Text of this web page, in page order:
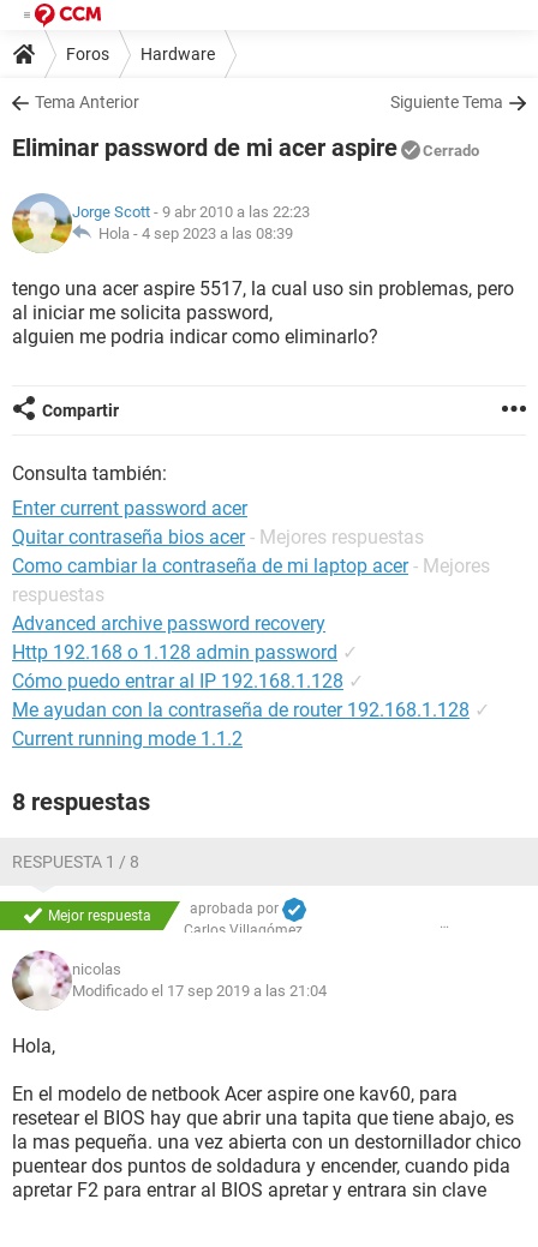
Foros Hardware
Tema Anterior Siguiente Tema
Eliminar password de mi acer aspire Cerrado
Jorge Scott - 9 abr 2010 a las 22:23
Hola - 4 sep 2023 a las 08:39
tengo una acer aspire 5517, la cual uso sin problemas, pero
al iniciar me solicita password,
alguien me podria indicar como eliminarlo?
Compartir
Consulta también:
Enter current password acer
Quitar contraseña bios acer - Mejores respuestas
Como cambiar la contraseña de mi laptop acer - Mejores
respuestas
Advanced archive password recovery
Http 192.168 o 1.128 admin password ✓
Cómo puedo entrar al IP 192.168.1.128 ✓
Me ayudan con la contraseña de router 192.168.1.128 ✓
Current running mode 1.1.2
8 respuestas
RESPUESTA 1 / 8
Mejor respuesta
aprobada por
Carlos Villagómez
nicolas
Modificado el 17 sep 2019 a las 21:04
Hola,
En el modelo de netbook Acer aspire one kav60, para
resetear el BIOS hay que abrir una tapita que tiene abajo, es
la mas pequeña. una vez abierta con un destornillador chico
puentear dos puntos de soldadura y encender, cuando pida
apretar F2 para entrar al BIOS apretar y entrara sin clave